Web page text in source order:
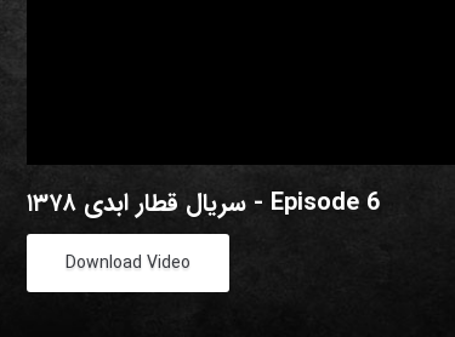
سریال قطار ابدی ۱۳۷۸ - Episode 6
Download Video